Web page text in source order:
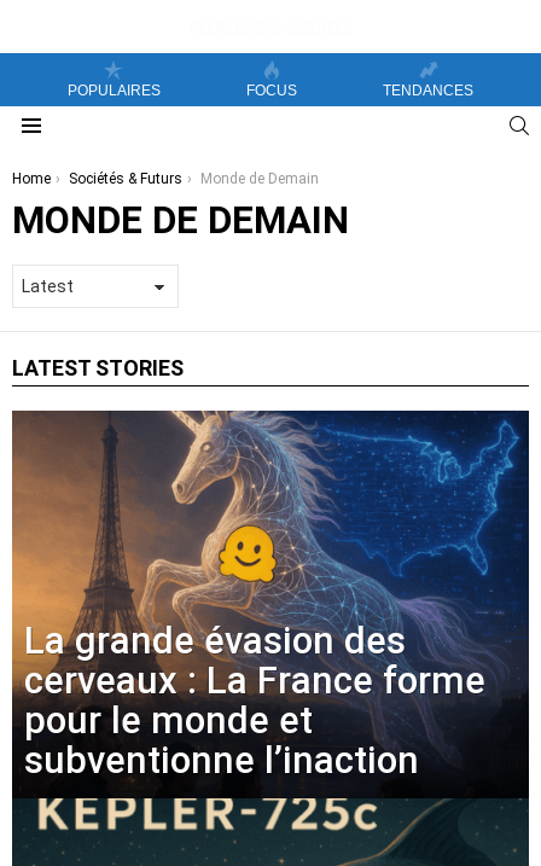
POPULAIRES FOCUS TENDANCES
You are here:
Home Sociétés & Futurs Monde de Demain
MONDE DE DEMAIN
LATEST STORIES
La grande évasion des
cerveaux : La France forme
pour le monde et
subventionne l’inaction